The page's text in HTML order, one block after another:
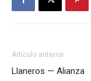
Artículo anterior
Llaneros — Alianza